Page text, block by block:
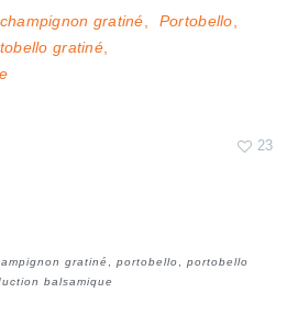
champignon gratiné, Portobello,
gratiné,
23
gratiné ,portobello ,portobello
balsamique